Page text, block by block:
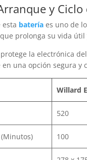
y Ciclo
esta batería es uno de
prolonga su vida
la electrónica
una opción segura y
Willard
520
100